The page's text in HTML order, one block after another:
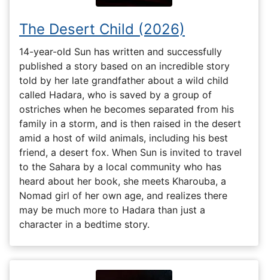
The Desert Child (2026)
14-year-old Sun has written and successfully
published a story based on an incredible story
told by her late grandfather about a wild child
called Hadara, who is saved by a group of
ostriches when he becomes separated from his
family in a storm, and is then raised in the desert
amid a host of wild animals, including his best
friend, a desert fox. When Sun is invited to travel
to the Sahara by a local community who has
heard about her book, she meets Kharouba, a
Nomad girl of her own age, and realizes there
may be much more to Hadara than just a
character in a bedtime story.